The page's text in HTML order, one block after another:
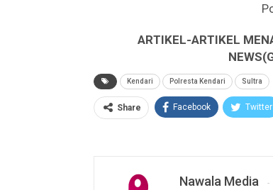
ARTIKEL-ARTIKEL
Kendari Polresta Kendari Sultra
Share Facebook Twitter
Nawala Media